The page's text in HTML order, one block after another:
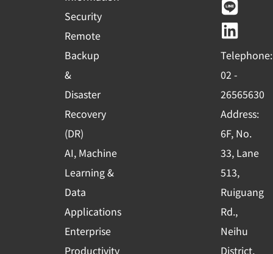
Security
Remote
Backup
&
Disaster
Recovery
(DR)
AI, Machine
Learning &
Data
Applications
Enterprise
Productivity
e
b
o
o
k
-
s
q
u
a
r
e
t
u
b
e
e
k
e
d
i
n
Telephone:
02 -
26565630
Address:
6F, No.
33, Lane
513,
Ruiguang
Rd.,
Neihu
District,